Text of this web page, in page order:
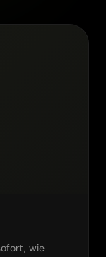
wie